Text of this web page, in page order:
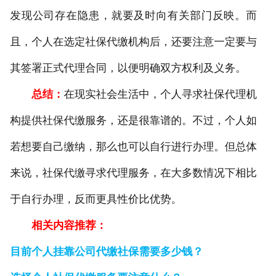
发现公司存在隐患，就要及时向有关部门反映。而
且，个人在选定社保代缴机构后，还要注意一定要与
其签署正式代理合同，以便明确双方权利及义务。
总结： 在现实社会生活中，个人寻求社保代理机
构提供社保代缴服务，还是很靠谱的。不过，个人如
若想要自己缴纳，那么也可以自行进行办理。但总体
来说，社保代缴寻求代理服务，在大多数情况下相比
于自行办理，反而更具性价比优势。
相关内容推荐：
目前个人挂靠公司代缴社保需要多少钱？